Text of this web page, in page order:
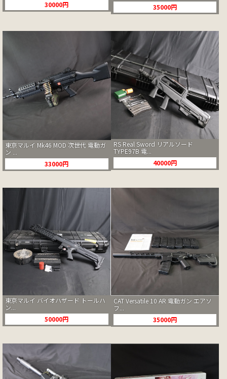
30000円 35000円
東京マルイ Mk46 MOD 次世代 電動ガ
ン ...
33000円
RS Real Sword リアルソード
TYPE97B 電...
40000円
東京マルイ バイオハザード トールハ
ン...
50000円
CAT Versatile 10 AR 電動ガン エアソ
フ...
35000円